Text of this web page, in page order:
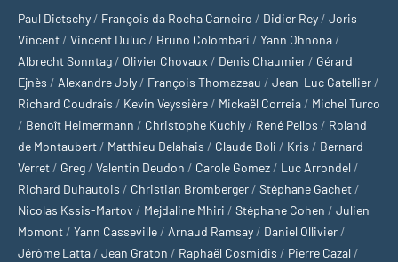
Paul Dietschy / François da Rocha Carneiro / Didier Rey / Joris
Vincent / Vincent Duluc / Bruno Colombari / Yann Ohnona /
Albrecht Sonntag / Olivier Chovaux / Denis Chaumier / Gérard
Ejnès / Alexandre Joly / François Thomazeau / Jean-Luc Gatellier /
Richard Coudrais / Kevin Veyssière / Mickaël Correia / Michel Turco
/ Benoît Heimermann / Christophe Kuchly / René Pellos / Roland
de Montaubert / Matthieu Delahais / Claude Boli / Kris / Bernard
Verret / Greg / Valentin Deudon / Carole Gomez / Luc Arrondel /
Richard Duhautois / Christian Bromberger / Stéphane Gachet /
Nicolas Kssis-Martov / Mejdaline Mhiri / Stéphane Cohen / Julien
Momont / Yann Casseville / Arnaud Ramsay / Daniel Ollivier /
Jérôme Latta / Jean Graton / Raphaël Cosmidis / Pierre Cazal /